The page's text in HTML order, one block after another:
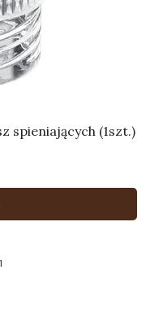
spieniających (1szt.)